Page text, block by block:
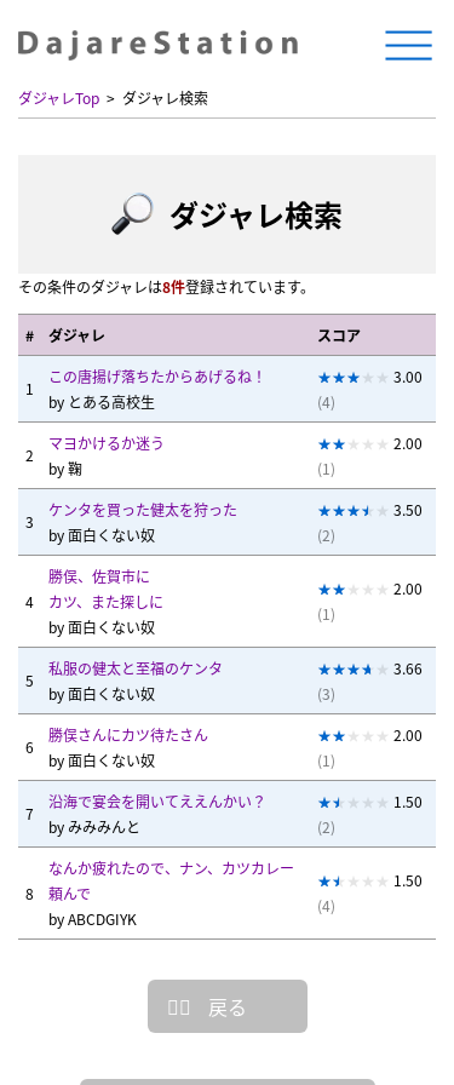
ダジャレTop ダジャレ検索
ダジャレ検索
その条件のダジャレは8件登録されています。
# ダジャレ スコア
1
この唐揚げ落ちたからあげるね！
by とある高校生
3.00
(4)
2
マヨかけるか迷う
by鞠
2.00
(1)
3
ケンタを買った健太を狩った
by面白くない奴
3.50
(2)
4
勝俣、佐賀市に
カツ、また探しに
by面白くない奴
2.00
(1)
5
私服の健太と至福のケンタ
by面白くない奴
3.66
(3)
6
勝俣さんにカツ待たさん
by面白くない奴
2.00
(1)
7
沿海で宴会を開いてええんかい？
by みみみんと
1.50
(2)
8
なんか疲れたので、ナン、カツカレー
頼んで
byABCDGIYK
1.50
(4)
戻る